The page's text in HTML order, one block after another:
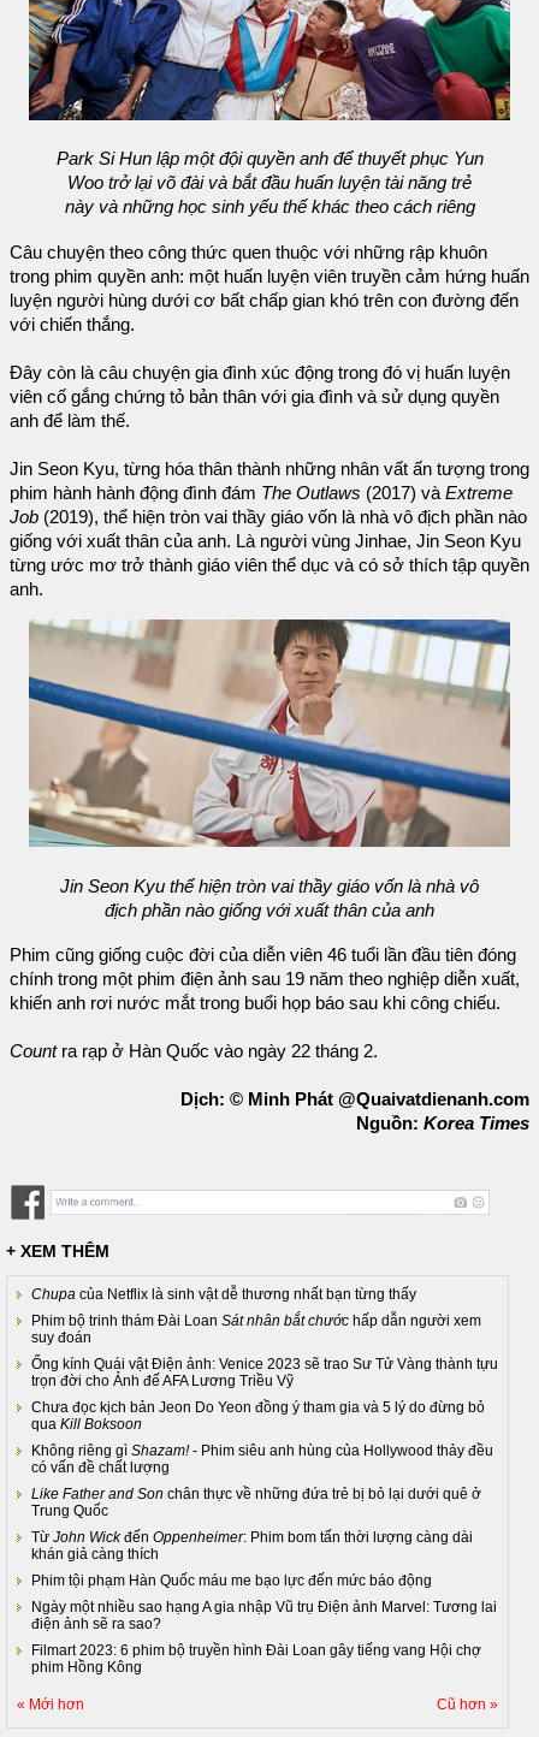
Park Si Hun lập một đội quyền anh để thuyết phục Yun
Woo trở lại võ đài và bắt đầu huấn luyện tài năng trẻ
này và những học sinh yếu thế khác theo cách riêng
Câu chuyện theo công thức quen thuộc với những rập khuôn
trong phim quyền anh: một huấn luyện viên truyền cảm hứng huấn
luyện người hùng dưới cơ bất chấp gian khó trên con đường đến
với chiến thắng.
Đây còn là câu chuyện gia đình xúc động trong đó vị huấn luyện
viên cố gắng chứng tỏ bản thân với gia đình và sử dụng quyền
anh để làm thế.
Jin Seon Kyu, từng hóa thân thành những nhân vất ấn tượng trong
phim hành hành động đình đám The Outlaws (2017) và Extreme
Job (2019), thể hiện tròn vai thầy giáo vốn là nhà vô địch phần nào
giống với xuất thân của anh. Là người vùng Jinhae, Jin Seon Kyu
từng ước mơ trở thành giáo viên thể dục và có sở thích tập quyền
anh.
Jin Seon Kyu thể hiện tròn vai thầy giáo vốn là nhà vô
địch phần nào giống với xuất thân của anh
Phim cũng giống cuộc đời của diễn viên 46 tuổi lần đầu tiên đóng
chính trong một phim điện ảnh sau 19 năm theo nghiệp diễn xuất,
khiến anh rơi nước mắt trong buổi họp báo sau khi công chiếu.
Countra rạp ở Hàn Quốc vào ngày 22 tháng 2.
Dịch: © Minh Phát @Quaivatdienanh.com
Nguồn: Korea Times
+ XEM THÊM
Chupa của Netflix là sinh vật dễ thương nhất bạn từng thấy
Phim bộ trinh thám Đài Loan Sát nhân bắt chước hấp dẫn người xem
suy đoán
​Ống kính Quái vật Điện ảnh: Venice 2023 sẽ trao Sư Tử Vàng thành tựu
trọn đời cho Ảnh đế AFA Lương Triều Vỹ
Chưa đọc kịch bản Jeon Do Yeon đồng ý tham gia và 5 lý do đừng bỏ
qua Kill Boksoon
Không riêng gì Shazam!- Phim siêu anh hùng của Hollywood thảy đều
có vấn đề chất lượng
Like Father and Son chân thực về những đứa trẻ bị bỏ lại dưới quê ở
Trung Quốc
Từ John Wickđến Oppenheimer: Phim bom tấn thời lượng càng dài
khán giả càng thích
Phim tội phạm Hàn Quốc máu me bạo lực đến mức báo động
Ngày một nhiều sao hạng A gia nhập Vũ trụ Điện ảnh Marvel: Tương lai
điện ảnh sẽ ra sao?
Filmart 2023: 6 phim bộ truyền hình Đài Loan gây tiếng vang Hội chợ
phim Hồng Kông
« Mới hơn Cũ hơn »